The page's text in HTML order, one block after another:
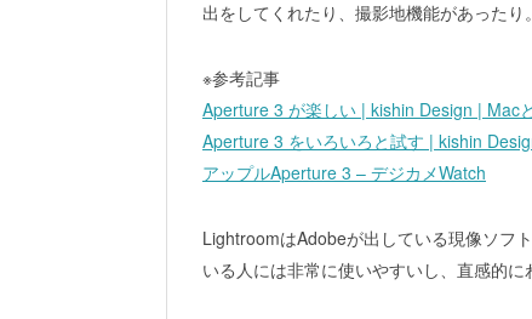
出をしてくれたり、撮影地機能があったり
※参考記事
Aperture 3 が楽しい | kishin Design | Mac
Aperture 3 をいろいろと試す | kishin
アップルAperture 3 – デジカメWatch
LightroomはAdobeが出している現像ソフ
いる人には非常に使いやすいし、直感的